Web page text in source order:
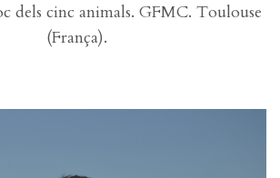
dels cinc animals. GFMC. Toulouse
(França).